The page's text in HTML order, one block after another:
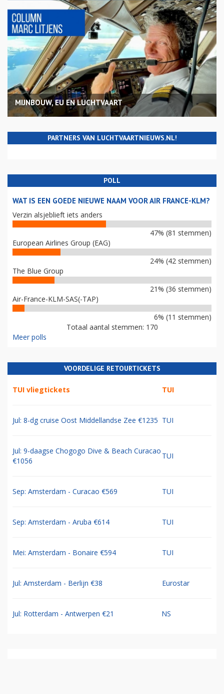
MIJNBOUW, EU EN LUCHTVAART
PARTNERS VAN LUCHTVAARTNIEUWS.NL!
POLL
WAT IS EEN GOEDE NIEUWE NAAM VOOR AIR FRANCE-KLM?
Verzin alsjeblieft iets anders
47% (81 stemmen)
European Airlines Group (EAG)
24% (42 stemmen)
The Blue Group
21% (36 stemmen)
Air-France-KLM-SAS(-TAP)
6% (11 stemmen)
Totaal aantal stemmen: 170
Meer polls
VOORDELIGE RETOURTICKETS
TUI vliegtickets TUI
Jul: 8-dg cruise Oost Middellandse Zee €1235 TUI
Jul: 9-daagse Chogogo Dive & Beach Curacao
€1056
TUI
Sep: Amsterdam - Curacao €569 TUI
Sep: Amsterdam - Aruba €614 TUI
Mei: Amsterdam - Bonaire €594 TUI
Jul: Amsterdam - Berlijn €38 Eurostar
Jul: Rotterdam - Antwerpen €21 NS